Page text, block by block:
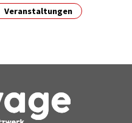
Veranstaltungen